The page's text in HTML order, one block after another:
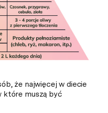
że najwięcej w diecie
które muszą być